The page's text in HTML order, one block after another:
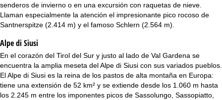
c
i
p
a
l
senderos de invierno o en una excursión con raquetas de nieve.
Llaman especialmente la atención el impresionante pico rocoso de
Santnerspitze (2.414 m) y el famoso Schlern (2.564 m).
Alpe di Siusi
En el corazón del Tirol del Sur y justo al lado de Val Gardena se
encuentra la amplia meseta del Alpe di Siusi con sus variados pueblos.
El Alpe di Siusi es la reina de los pastos de alta montaña en Europa:
tiene una extensión de 52 km² y se extiende desde los 1.060 m hasta
los 2.245 m entre los imponentes picos de Sassolungo, Sassopiatto,